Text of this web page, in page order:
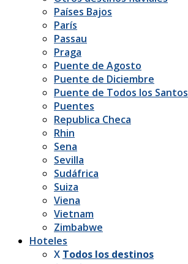
Países Bajos
París
Passau
Praga
Puente de Agosto
Puente de Diciembre
Puente de Todos los Santos
Puentes
Republica Checa
Rhin
Sena
Sevilla
Sudáfrica
Suiza
Viena
Vietnam
Zimbabwe
Hoteles
X Todos los destinos